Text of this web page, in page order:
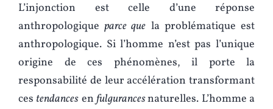
L’injonction est celle d’une réponse
anthropologiqueparce que la problématique est
anthropologique. Si l’homme n’est pas l’unique
origine de ces phénomènes, il porte la
responsabilité de leur accélération transformant
ces tendances enfulgurancesnaturelles. L’homme a